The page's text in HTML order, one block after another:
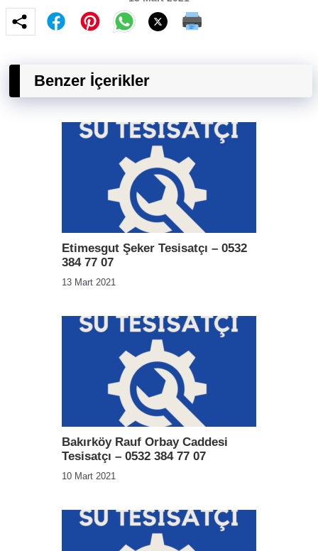
Benzer İçerikler
Etimesgut Şeker Tesisatçı – 0532
384 77 07
13 Mart 2021
Bakırköy Rauf Orbay Caddesi
Tesisatçı – 0532 384 77 07
10 Mart 2021